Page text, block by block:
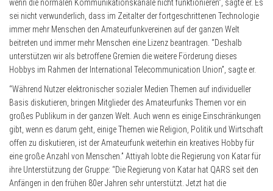
wenn die normalen Kommunikationskanäle nicht funktionieren”, sagte er. Es
sei nicht verwunderlich, dass im Zeitalter der fortgeschrittenen Technologie
immer mehr Menschen den Amateurfunkvereinen auf der ganzen Welt
beitreten und immer mehr Menschen eine Lizenz beantragen. “Deshalb
unterstützen wir als betroffene Gremien die weitere Förderung dieses
Hobbys im Rahmen der International Telecommunication Union”, sagte er.
“Während Nutzer elektronischer sozialer Medien Themen auf individueller
Basis diskutieren, bringen Mitglieder des Amateurfunks Themen vor ein
großes Publikum in der ganzen Welt. Auch wenn es einige Einschränkungen
gibt, wenn es darum geht, einige Themen wie Religion, Politik und Wirtschaft
offen zu diskutieren, ist der Amateurfunk weiterhin ein kreatives Hobby für
eine große Anzahl von Menschen.” Attiyah lobte die Regierung von Katar für
ihre Unterstützung der Gruppe: “Die Regierung von Katar hat QARS seit den
Anfängen in den frühen 80er Jahren sehr unterstützt. Jetzt hat die